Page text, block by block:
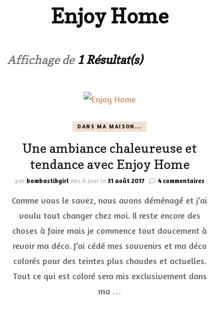
Enjoy Home
Affichage de 1 Résultat(s)
DANS MA MAISON...
Une ambiance chaleureuse et
tendance avec Enjoy Home
par bombastikgirl mis à jour le31 août 2017 4 commentairessur
Comme vous le savez, nous avons déménagé et j’ai
voulu tout changer chez moi. Il reste encore des
choses à faire mais je commence tout doucement à
revoir ma déco. J’ai cédé mes souvenirs et ma déco
colorés pour des teintes plus chaudes et actuelles.
Tout ce qui est coloré sera mis exclusivement dans
ma …